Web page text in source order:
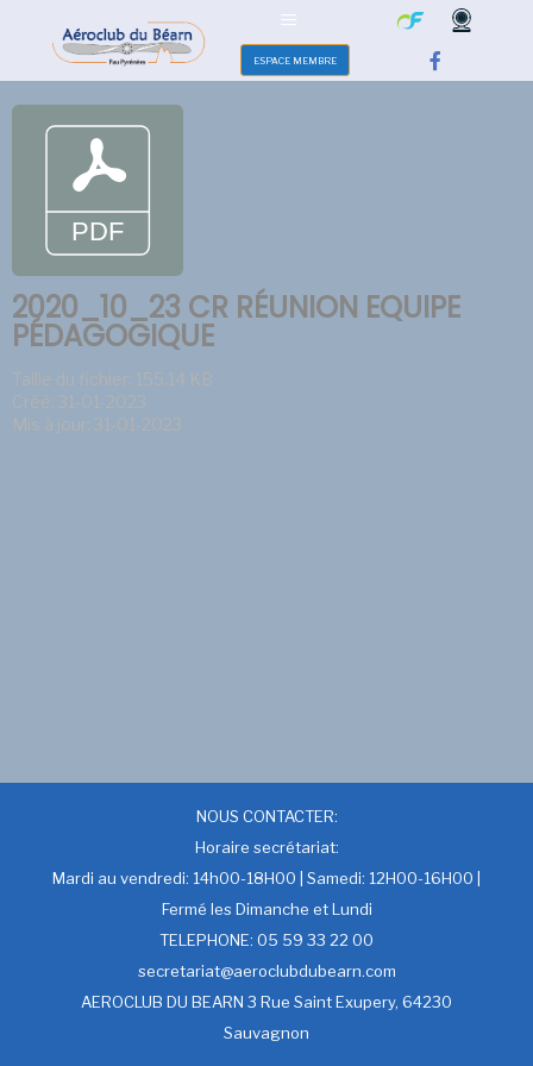
ESPACE MEMBRE
2020_10_23 CR RÉUNION EQUIPE
PÉDAGOGIQUE
Taille du fichier: 155.14 KB
Créé: 31-01-2023
Mis à jour: 31-01-2023
NOUS CONTACTER:
Horaire secrétariat:
Mardi au vendredi: 14h00-18H00 | Samedi: 12H00-16H00 |
Fermé les Dimanche et Lundi
TELEPHONE: 05 59 33 22 00
secretariat@aeroclubdubearn.com
AEROCLUB DU BEARN 3 Rue Saint Exupery, 64230
Sauvagnon